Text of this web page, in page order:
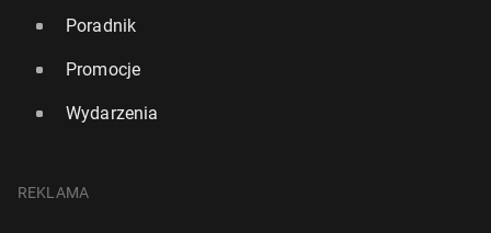
Poradnik
Promocje
Wydarzenia
REKLAMA